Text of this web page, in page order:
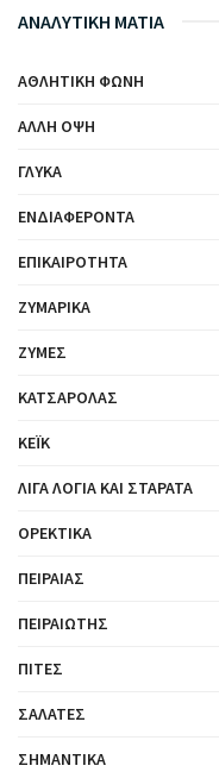
ΑΝΑΛΥΤΙΚΗ ΜΑΤΙΑ
ΑΘΛΗΤΙΚΉ ΦΩΝΉ
ΆΛΛΗ ΌΨΗ
ΓΛΥΚΆ
ΕΝΔΙΑΦΈΡΟΝΤΑ
ΕΠΙΚΑΙΡΌΤΗΤΑ
ΖΥΜΑΡΙΚΆ
ΖΎΜΕΣ
ΚΑΤΣΑΡΌΛΑΣ
ΚΈΙΚ
ΛΊΓΑ ΛΌΓΙΑ ΚΑΙ ΣΤΑΡΆΤΑ
ΟΡΕΚΤΙΚΆ
ΠΕΙΡΑΙΆΣ
ΠΕΙΡΑΙΏΤΗΣ
ΠΊΤΕΣ
ΣΑΛΆΤΕΣ
ΣΗΜΑΝΤΙΚΆ